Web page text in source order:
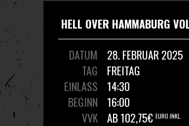
HELL OVER HAMMABURG
DATUM
28. FEBRUAR 2025
TAG
FREITAG
EINLASS
14:30
BEGINN
16:00
VVK AB 102,75€ EURO INKL.